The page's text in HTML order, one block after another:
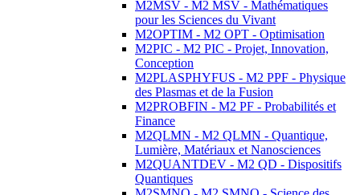
M2MSV - M2 MSV - Mathématiques
pour les Sciences du Vivant
M2OPTIM - M2 OPT - Optimisation
M2PIC - M2 PIC - Projet, Innovation,
Conception
M2PLASPHYFUS - M2 PPF - Physique
des Plasmas et de la Fusion
M2PROBFIN - M2 PF - Probabilités et
Finance
M2QLMN - M2 QLMN - Quantique,
Lumière, Matériaux et Nanosciences
M2QUANTDEV - M2 QD - Dispositifs
Quantiques